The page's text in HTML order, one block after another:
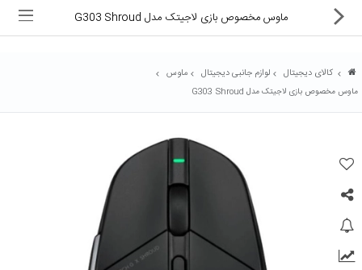
ماوس مخصوص بازی لاجیتک مدل G303 Shroud
کالای دیجیتال لوازم جانبی دیجیتال ماوس
ماوس مخصوص بازی لاجیتک مدل G303 Shroud